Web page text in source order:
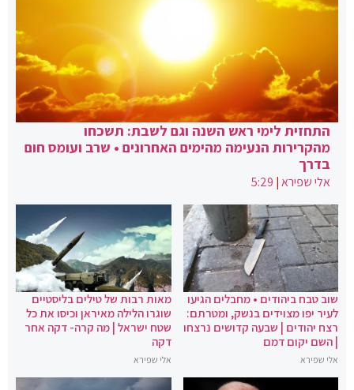
התחזית לימי ראש השנה וגם לשבת: תשכחו
מהקרירות הנעימה מהימים האחרונים • שרב ועומס חום
בדרך
אלי שפירא|
5:29
שוב טבח ביהודים • מחבלים הגיעו
לעיר יפו מצוידים בנשק, ומטרתם:
רצח יהודים | שבעה קדושים נרצחו
| השם יקום דמם
אלי שפירא
מאות רבות של טילים בליסטיים
שוגרו הלילה מאיראן וכיסו את כל
שטח ישראל | מה קרה- דקה אחר
דקה
אלי שפירא